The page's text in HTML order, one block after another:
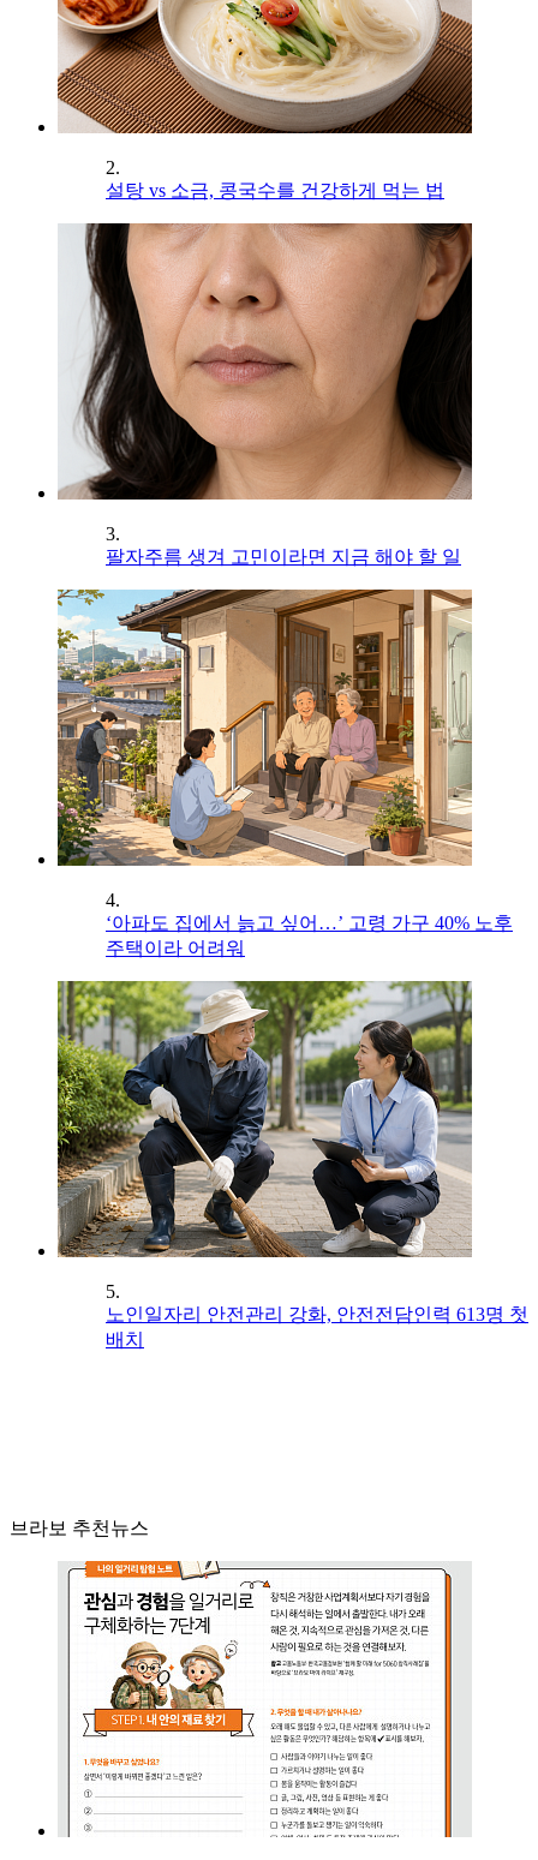
2.
설탕 vs 소금, 콩국수를 건강하게 먹는 법
3.
팔자주름 생겨 고민이라면 지금 해야 할 일
4.
‘아파도 집에서 늙고 싶어…’ 고령 가구 40% 노후
주택이라 어려워
5.
노인일자리 안전관리 강화, 안전전담인력 613명 첫
배치
브라보 추천뉴스